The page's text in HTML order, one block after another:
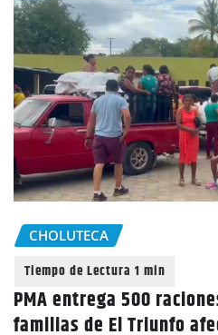
CHOLUTECA
PMA entrega 500
familias de El Triunfo